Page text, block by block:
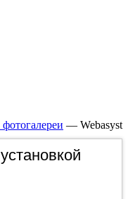
— Webasyst